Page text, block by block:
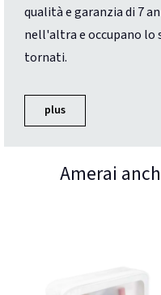
qualità e garanzia di 7
nell'altra e occupano lo
tornati.
plus
Amerai